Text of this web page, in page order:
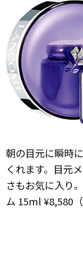
朝の目元に瞬時
くれます。目元
さもお気に入り
ム 15ml ¥8,580（